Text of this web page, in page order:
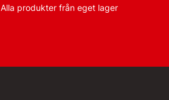
Alla produkter från eget lager